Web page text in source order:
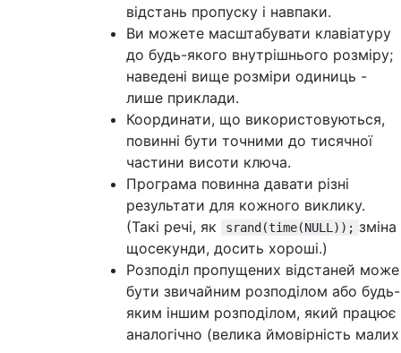
відстань пропуску і навпаки.
Ви можете масштабувати клавіатуру
до будь-якого внутрішнього розміру;
наведені вище розміри одиниць -
лише приклади.
Координати, що використовуються,
повинні бути точними до тисячної
частини висоти ключа.
Програма повинна давати різні
результати для кожного виклику.
(Такі речі, як
srand(time(NULL)); зміна
щосекунди, досить хороші.)
Розподіл пропущених відстаней може
бути звичайним розподілом або будь-
яким іншим розподілом, який працює
аналогічно (велика ймовірність малих